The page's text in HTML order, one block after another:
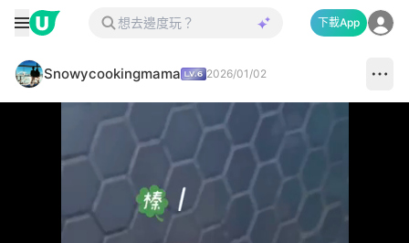
下載App
Snowycookingmama 2026/01/02